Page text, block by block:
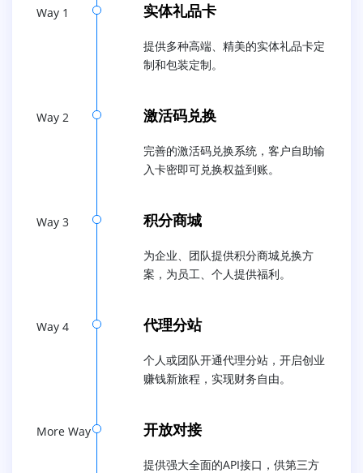
Way 1 实体礼品卡
提供多种高端、精美的实体礼品卡定
制和包装定制。
Way 2 激活码兑换
完善的激活码兑换系统，客户自助输
入卡密即可兑换权益到账。
Way 3 积分商城
为企业、团队提供积分商城兑换方
案，为员工、个人提供福利。
Way 4 代理分站
个人或团队开通代理分站，开启创业
赚钱新旅程，实现财务自由。
More Way 开放对接
提供强大全面的API接口，供第三方